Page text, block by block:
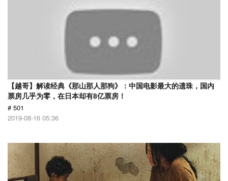
【越哥】解读经典《那山那人那狗》：中国电影最大的遗珠，国内
票房几乎为零，在日本却有8亿票房！
# 501
2019-08-16 05:36